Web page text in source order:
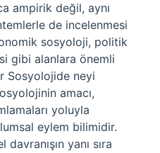
ampirik değil, aynı
de incelenmesi
sosyoloji, politik
gibi alanlara önemli
Sosyolojide neyi
amacı,
yoluyla
eylem bilimidir.
yanı sıra